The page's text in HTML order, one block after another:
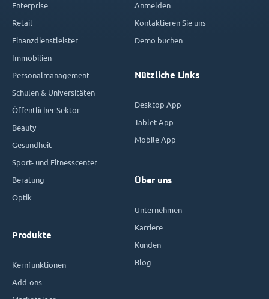
Enterprise
Retail
Finanzdienstleister
Immobilien
Personalmanagement
Schulen & Universitäten
Öffentlicher Sektor
Beauty
Gesundheit
Sport- und Fitnesscenter
Beratung
Optik
Produkte
Kernfunktionen
Add-ons
Anmelden
Kontaktieren Sie uns
Demo buchen
Nützliche Links
Desktop App
Tablet App
Mobile App
Über uns
Unternehmen
Karriere
Kunden
Blog